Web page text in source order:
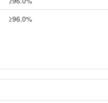
≥96.0%